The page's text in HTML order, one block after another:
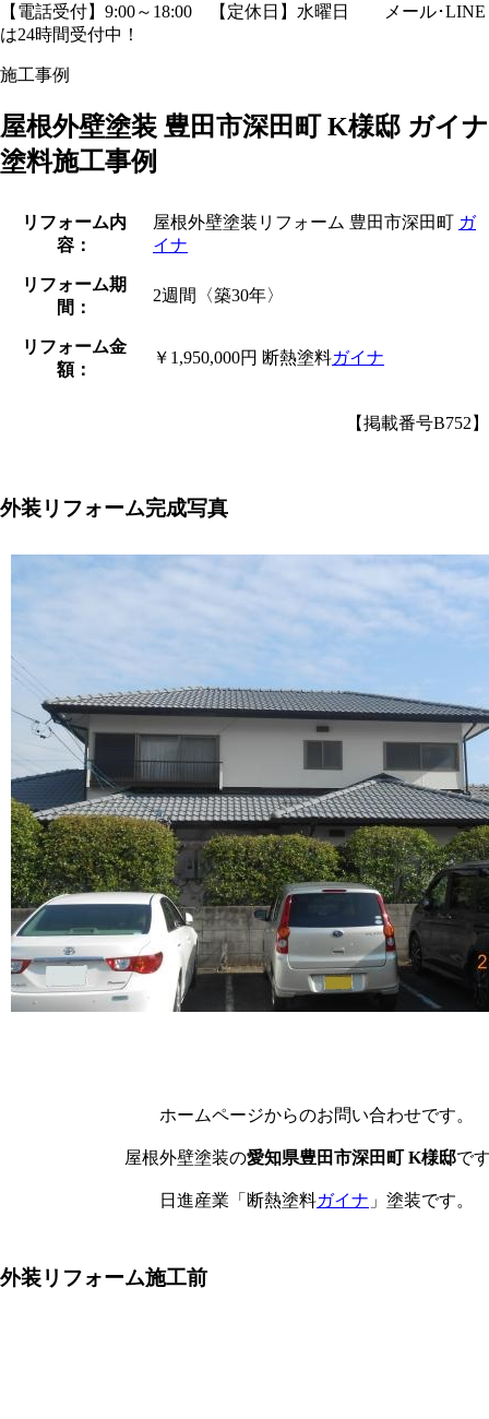
【電話受付】9:00～18:00 【定休日】水曜日
メール･LINE
は24時間受付中！
施工事例
屋根外壁塗装 豊田市深田町 K様邸 ガイナ
塗料施工事例
リフォーム内
容：
屋根外壁塗装リフォーム 豊田市深田町 ガ
イナ
リフォーム期
間：
2週間 〈築30年〉
リフォーム金
額：
￥1,950,000円 断熱塗料ガイナ
【掲載番号B752】
外装リフォーム完成写真
ホームページからのお問い合わせです。
屋根外壁塗装の愛知県豊田市深田町 K様邸で
日進産業「断熱塗料ガイナ 」塗装です。
外装リフォーム施工前